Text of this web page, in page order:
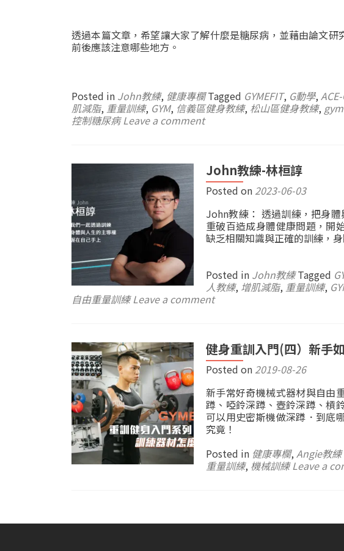
透過本篇文章，希望讓大家了解什麼是糖尿病，並藉由論文
前後應該注意哪些地方。
Posted in John教練, 健康專欄 Tagged GYMEFIT, G動學,
肌減脂, 重量訓練, GYM, 信義區健身教練, 松山區健身教練,
控制糖尿病 Leave a comment
John教練-林桓諄
Posted on 2023-06-03
John教練： 透過訓練，把身
重破百造成身體健康問題，開
缺乏相關知識與正確的訓練，
Posted in John教練 Tagged
人教練, 增肌減脂, 重量訓練,
自由重量訓練 Leave a comment
健身重訓入門(四）新手
Posted on 2019-08-26
新手常好奇機械式器材與自由
蹲、啞鈴深蹲、壺鈴深蹲、槓
可以用史密斯機做深蹲．到底
究竟！
Posted in 健康專欄, Angie教練
重量訓練, 機械訓練 Leave a